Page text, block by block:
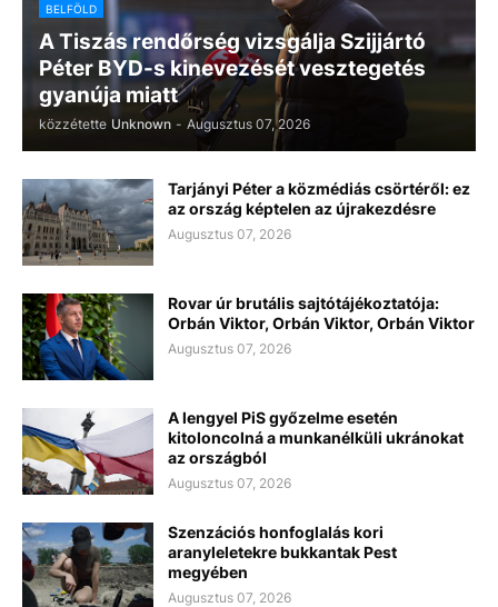
BELFÖLD
A Tiszás rendőrség vizsgálja Szijjártó
Péter BYD-s kinevezését vesztegetés
gyanúja miatt
közzétette Unknown - Augusztus 07, 2026
Tarjányi Péter a közmédiás csörtéről: ez
az ország képtelen az újrakezdésre
Augusztus 07, 2026
Rovar úr brutális sajtótájékoztatója:
Orbán Viktor, Orbán Viktor, Orbán Viktor
Augusztus 07, 2026
A lengyel PiS győzelme esetén
kitoloncolná a munkanélküli ukránokat
az országból
Augusztus 07, 2026
Szenzációs honfoglalás kori
aranyleletekre bukkantak Pest
megyében
Augusztus 07, 2026